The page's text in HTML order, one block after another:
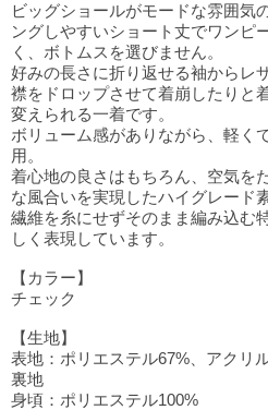
ブルー
one size ○
カーキ
one size ○
ブラック
one size ○
レオパード
one size ○
チェック
ビッグショールがモードな雰囲気
ングしやすいショート丈でワンピ
く、ボトムスを選びません。
好みの長さに折り返せる袖からレ
襟をドロップさせて着崩したりと
変えられる一着です。
ボリューム感がありながら、軽く
用。
着心地の良さはもちろん、空気を
な風合いを実現したハイグレード
繊維を糸にせずそのまま編み込む
しく表現しています。
【カラー】
チェック
【生地】
表地：ポリエステル67%、アクリ
裏地
身頃：ポリエステル100%